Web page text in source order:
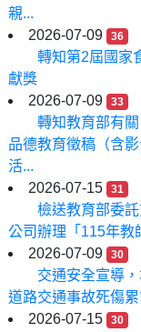
親...
2026-07-09
36
轉知第2屆國家
獻獎
2026-07-09
33
轉知教育部有
品德教育徵稿（含
活...
2026-07-15
31
檢送教育部委
公司辦理「115年教
2026-07-09
30
交通安全宣導
道路交通事故死傷
2026-07-15
30